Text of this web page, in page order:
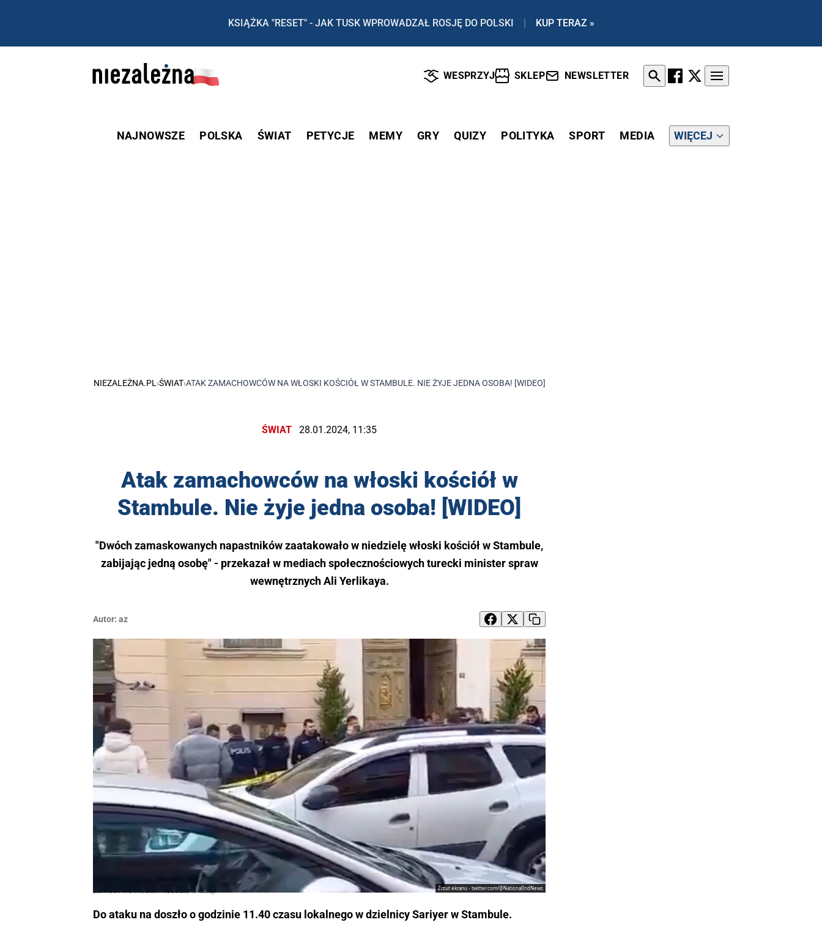
KSIĄŻKA "RESET" - JAK TUSK WPROWADZAŁ ROSJĘ DO POLSKI | KUP TERAZ »
WESPRZYJ SKLEP NEWSLETTER
NAJNOWSZE POLSKA ŚWIAT PETYCJE MEMY GRY QUIZY POLITYKA SPORT MEDIA WIĘCEJ
NIEZALEŻNA.PL ›ŚWIAT›ATAK ZAMACHOWCÓW NA WŁOSKI KOŚCIÓŁ W STAMBULE. NIE ŻYJE JEDNA OSOBA! [WIDEO]
ŚWIAT 28.01.2024, 11:35
Atak zamachowców na włoski kościół w
Stambule. Nie żyje jedna osoba! [WIDEO]
"Dwóch zamaskowanych napastników zaatakowało w niedzielę włoski kościół w Stambule,
zabijając jedną osobę" - przekazał w mediach społecznościowych turecki minister spraw
wewnętrznych Ali Yerlikaya.
Autor: az
Zrzut ekranu - twitter.com/@NationalIndNews
Zamach we włoskim kościele w Turcji
Do ataku na doszło o godzinie 11.40 czasu lokalnego w dzielnicy Sariyer w Stambule.